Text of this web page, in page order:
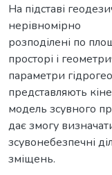
На підставі
нерівномірно
розподілені по
просторі і
параметри
представляють
модель зсувного
дає змогу
зсувонебезпечні
зміщень.